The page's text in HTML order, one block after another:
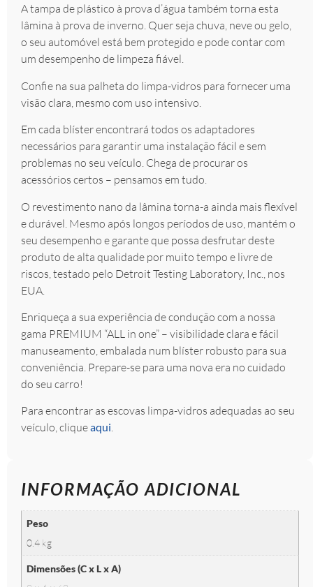
A tampa de plástico à prova d’água também torna esta
lâmina à prova de inverno. Quer seja chuva, neve ou gelo,
o seu automóvel está bem protegido e pode contar com
um desempenho de limpeza fiável.
Confie na sua palheta do limpa-vidros para fornecer uma
visão clara, mesmo com uso intensivo.
Em cada blíster encontrará todos os adaptadores
necessários para garantir uma instalação fácil e sem
problemas no seu veículo. Chega de procurar os
acessórios certos – pensamos em tudo.
O revestimento nano da lâmina torna-a ainda mais flexível
e durável. Mesmo após longos períodos de uso, mantém o
seu desempenho e garante que possa desfrutar deste
produto de alta qualidade por muito tempo e livre de
riscos, testado pelo Detroit Testing Laboratory, Inc., nos
EUA.
Enriqueça a sua experiência de condução com a nossa
gama PREMIUM “ALL in one” – visibilidade clara e fácil
manuseamento, embalada num blíster robusto para sua
conveniência. Prepare-se para uma nova era no cuidado
do seu carro!
Para encontrar as escovas limpa-vidros adequadas ao seu
veículo, cliqueaqui.
INFORMAÇÃO ADICIONAL
Peso
0.4 kg
Dimensões (C x L x A)